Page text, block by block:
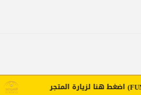
هنا لزيارة المتجر